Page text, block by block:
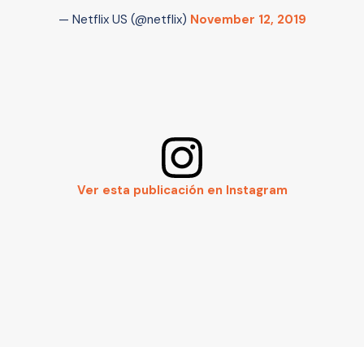
— Netflix US (@netflix) November 12, 2019
Ver esta publicación en Instagram